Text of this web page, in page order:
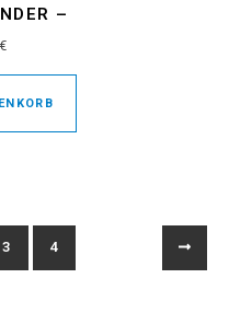
–
€
3 4